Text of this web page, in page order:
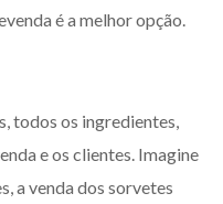
é a melhor opção.
todos os ingredientes,
e os clientes. Imagine
a venda dos sorvetes